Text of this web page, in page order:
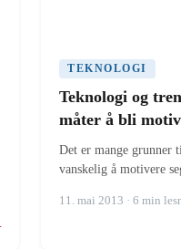
TEKNOLOGI
Teknologi og
måter å bli
Det er mange grunner
vanskelig å motivere
11. mai 2013 · 6 min